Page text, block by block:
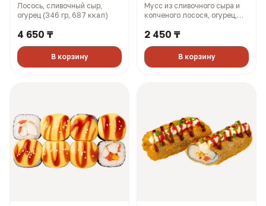
Лосось, сливочный сыр,
огурец (346 гр, 687 ккал)
4 650 ₸
В корзину
Мусс из сливочного сыра и
копченого лосося, огурец,
376 ккал)
2 450 ₸
В корзину